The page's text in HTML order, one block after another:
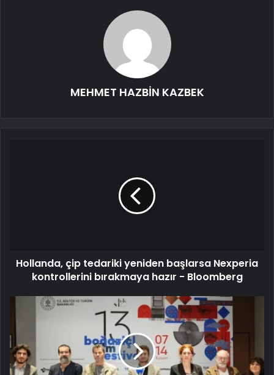
MEHMET HAZBİN KAZBEK
Hollanda, çip tedariki yeniden başlarsa Nexperia
kontrollerini bırakmaya hazır - Bloomberg